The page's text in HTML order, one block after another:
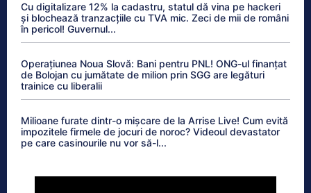
Cu digitalizare 12% la cadastru, statul dă vina pe hackeri
și blochează tranzacțiile cu TVA mic. Zeci de mii de români
în pericol! Guvernul...
Operațiunea Noua Slovă: Bani pentru PNL! ONG-ul finanțat
de Bolojan cu jumătate de milion prin SGG are legături
trainice cu liberalii
Milioane furate dintr-o mișcare de la Arrise Live! Cum evită
impozitele firmele de jocuri de noroc? Videoul devastator
pe care casinourile nu vor să-l...